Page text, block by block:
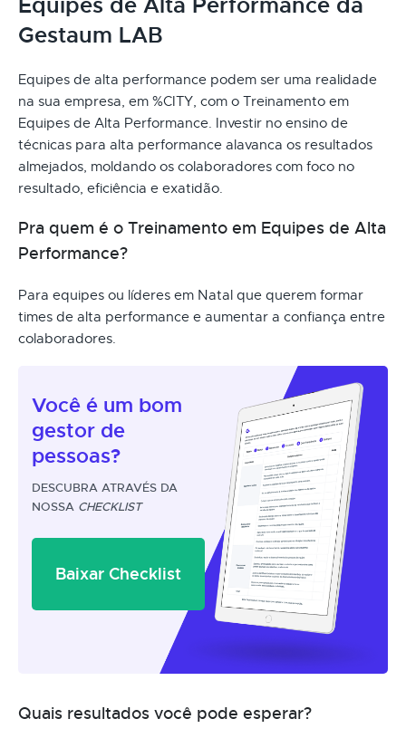
Gestaum LAB
Equipes de alta performance podem ser uma realidade
na sua empresa, em %CITY, com o Treinamento em
Equipes de Alta Performance. Investir no ensino de
técnicas para alta performance alavanca os resultados
almejados, moldando os colaboradores com foco no
resultado, eficiência e exatidão.
Pra quem é o Treinamento em Equipes de Alta
Performance?
Para equipes ou líderes em Natal que querem formar
times de alta performance e aumentar a confiança entre
colaboradores.
Você é um bom
gestor de
pessoas?
DESCUBRA ATRAVÉS DA
NOSSA CHECKLIST
Baixar Checklist
Quais resultados você pode esperar?